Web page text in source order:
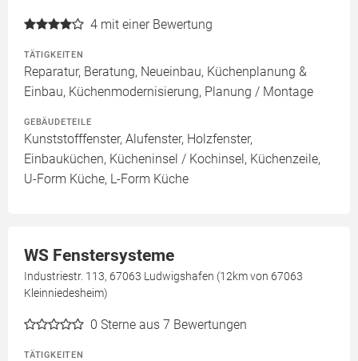
4 mit einer Bewertung
TÄTIGKEITEN
Reparatur, Beratung, Neueinbau, Küchenplanung &
Einbau, Küchenmodernisierung, Planung / Montage
GEBÄUDETEILE
Kunststofffenster, Alufenster, Holzfenster,
Einbauküchen, Kücheninsel / Kochinsel, Küchenzeile,
U-Form Küche, L-Form Küche
WS Fenstersysteme
Industriestr. 113, 67063 Ludwigshafen (12km von 67063
Kleinniedesheim)
0 Sterne aus 7 Bewertungen
TÄTIGKEITEN